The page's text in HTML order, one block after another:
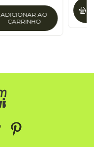
ADICIONAR AO
CARRINHO